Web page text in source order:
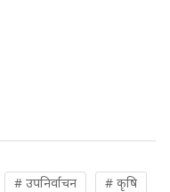
# उपनिर्वाचन # कृषि